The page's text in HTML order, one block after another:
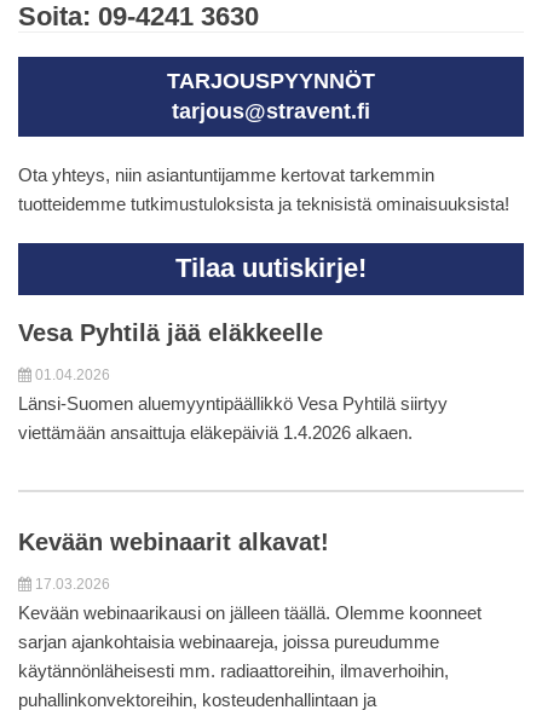
Soita: 09-4241 3630
TARJOUSPYYNNÖT
tarjous@stravent.fi
Ota yhteys, niin asiantuntijamme kertovat tarkemmin
tuotteidemme tutkimustuloksista ja teknisistä ominaisuuksista!
Tilaa uutiskirje!
Vesa Pyhtilä jää eläkkeelle
01.04.2026
Länsi-Suomen aluemyyntipäällikkö Vesa Pyhtilä siirtyy
viettämään ansaittuja eläkepäiviä 1.4.2026 alkaen.
Kevään webinaarit alkavat!
17.03.2026
Kevään webinaarikausi on jälleen täällä. Olemme koonneet
sarjan ajankohtaisia webinaareja, joissa pureudumme
käytännönläheisesti mm. radiaattoreihin, ilmaverhoihin,
puhallinkonvektoreihin, kosteudenhallintaan ja